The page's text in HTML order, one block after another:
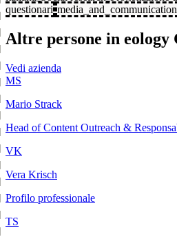
questionari media_and_communication
Altre persone in eology
Vedi azienda
MS
Mario Strack
Head of Content Outreach &
VK
Vera Krisch
Profilo professionale
TS